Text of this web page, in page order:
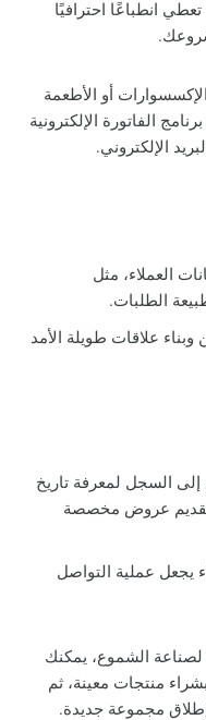
تعطي انطباعًا احترافيًا
أو الأطعمة
الفاتورة الإلكترونية
الإلكتروني.
العملاء، مثل
الطلبات.
علاقات طويلة الأمد
السجل لمعرفة تاريخ
تقديم عروض مخصصة
يجعل عملية التواصل
الشموع، يمكنك
منتجات معينة، ثم
مجموعة جديدة.